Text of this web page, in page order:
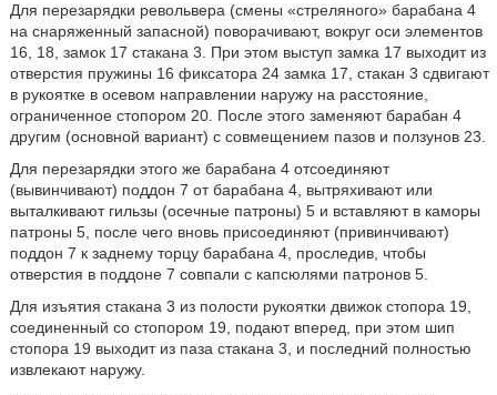
Для перезарядки револьвера (смены «стреляного» барабана 4
на снаряженный запасной) поворачивают, вокруг оси элементов
16, 18, замок 17 стакана 3. При этом выступ замка 17 выходит из
отверстия пружины 16 фиксатора 24 замка 17, стакан 3 сдвигают
в рукоятке в осевом направлении наружу на расстояние,
ограниченное стопором 20. После этого заменяют барабан 4
другим (основной вариант) с совмещением пазов и ползунов 23.
Для перезарядки этого же барабана 4 отсоединяют
(вывинчивают) поддон 7 от барабана 4, вытряхивают или
выталкивают гильзы (осечные патроны) 5 и вставляют в каморы
патроны 5, после чего вновь присоединяют (привинчивают)
поддон 7 к заднему торцу барабана 4, проследив, чтобы
отверстия в поддоне 7 совпали с капсюлями патронов 5.
Для изъятия стакана 3 из полости рукоятки движок стопора 19,
соединенный со стопором 19, подают вперед, при этом шип
стопора 19 выходит из паза стакана 3, и последний полностью
извлекают наружу.